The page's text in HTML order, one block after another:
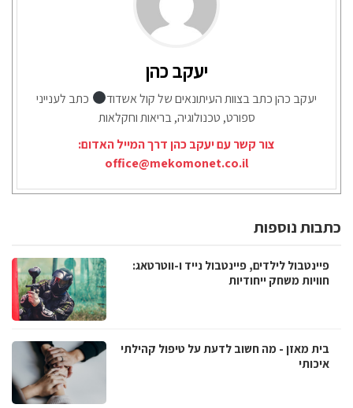
יעקב כהן
יעקב כהן כתב בצוות העיתונאים של קול אשדוד
כתב לענייני
ספורט, טכנולוגיה, בריאות וחקלאות
צור קשר עם יעקב כהן דרך המייל האדום:
office@mekomonet.co.il
כתבות נוספות
פיינטבול לילדים, פיינטבול נייד ו-ווטרטאג:
חוויות משחק ייחודיות
בית מאזן - מה חשוב לדעת על טיפול קהילתי
איכותי